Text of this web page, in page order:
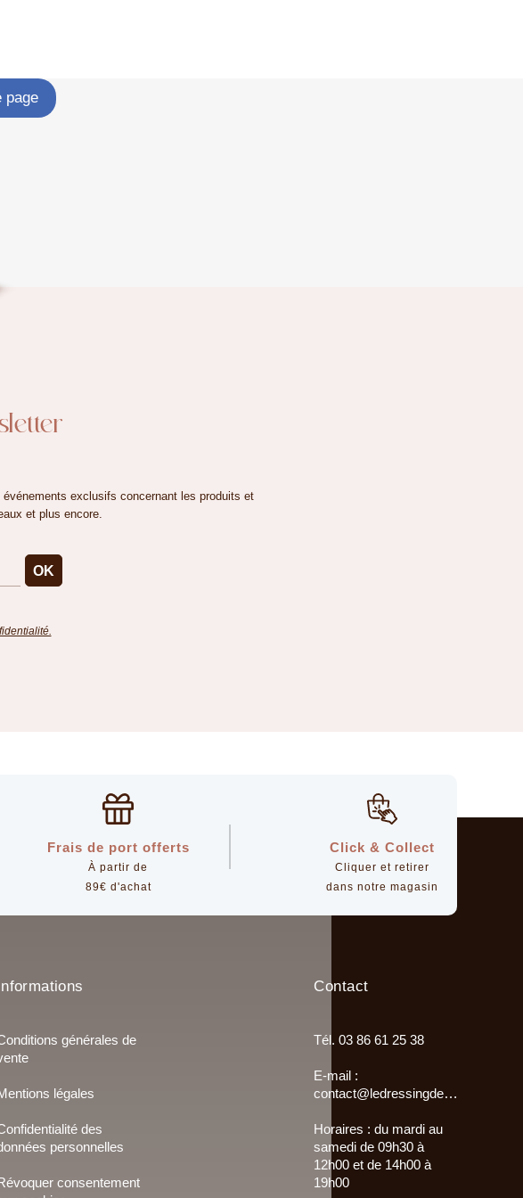
page
exclusifs concernant les produits et
et plus encore.
Frais de port offerts
À partir de
89€ d'achat
Click & Collect
Cliquer et retirer
dans notre magasin
Informations
générales de
légales
des
personnelles
consentement
Contact
Tél. 03 86 61 25 38
E-mail :
contact@ledressingdemultisac.fr
Horaires : du mardi au
samedi de 09h30 à
12h00 et de 14h00 à
19h00